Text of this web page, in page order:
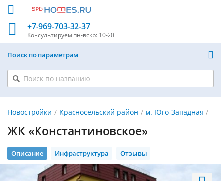
+7-969-703-32-37
Консультируем пн-вскр: 10-20
Поиск по параметрам
Новостройки Красносельский район м. Юго-Западная
ЖК «Константиновское»
Описание Инфраструктура Отзывы